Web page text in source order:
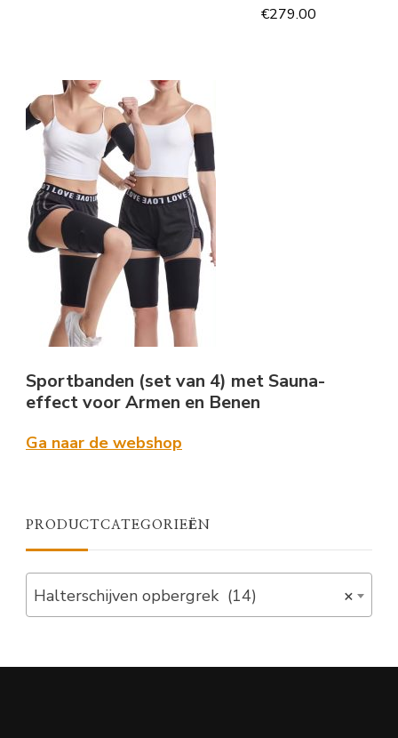
€279.00
Sportbanden (set van 4) met Sauna-
effect voor Armen en Benen
Ga naar de webshop
PRODUCTCATEGORIEËN
×
Halterschijven opbergrek (14)